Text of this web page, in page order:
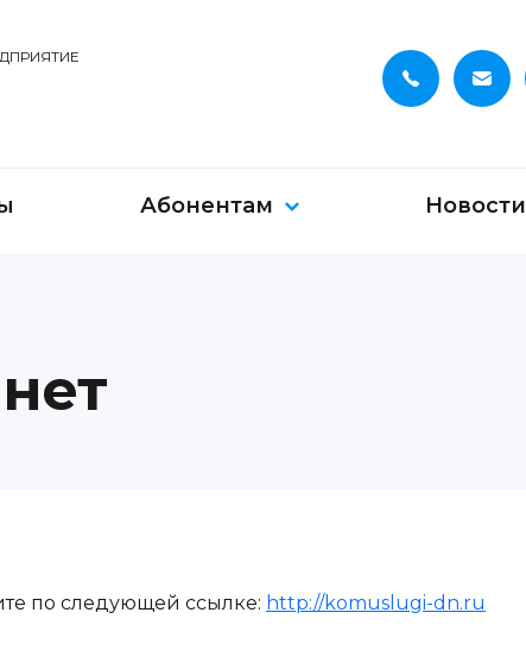
Абонентам Новости
по следующей ссылке: http://komuslugi-dn.ru